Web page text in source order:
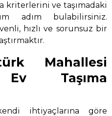
kriterlerini ve taşımadaki
adım bulabilirsiniz.
hızlı ve sorunsuz bir
Mahallesi
Ev Taşıma
ihtiyaçlarına göre